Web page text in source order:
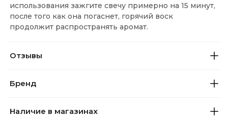
использования зажгите свечу примерно на 15 минут,
после того как она погаснет, горячий воск
продолжит распространять аромат.
Отзывы
Бренд
Наличие в магазинах